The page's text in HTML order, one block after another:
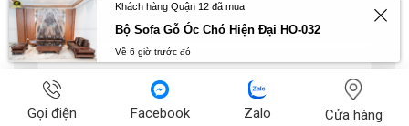
Email
Trang web
Gọi điện Facebook Zalo Cửa hàng
Khách hàng Quận 12 đã mua
Bộ Sofa Gỗ Óc Chó Hiện Đại HO-032
Về 6 giờ trước đó